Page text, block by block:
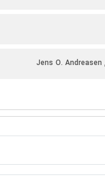
Jens O.